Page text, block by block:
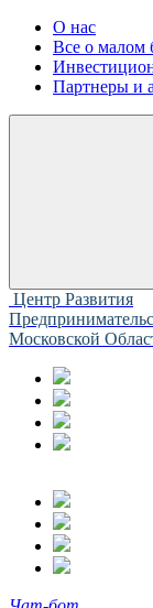
О нас
Все о малом
Партнеры и
Центр Развития
Московской